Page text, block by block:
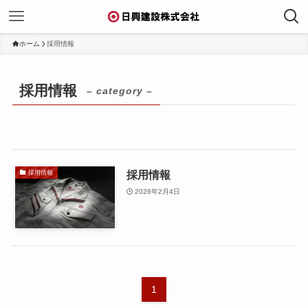
ホーム 採用情報
採用情報 – category –
採用情報 採用情報
2026年2月4日
1